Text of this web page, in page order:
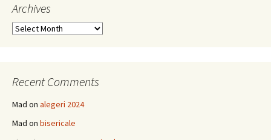
Archives
Archives
Recent Comments
Mad on alegeri 2024
Mad on bisericale